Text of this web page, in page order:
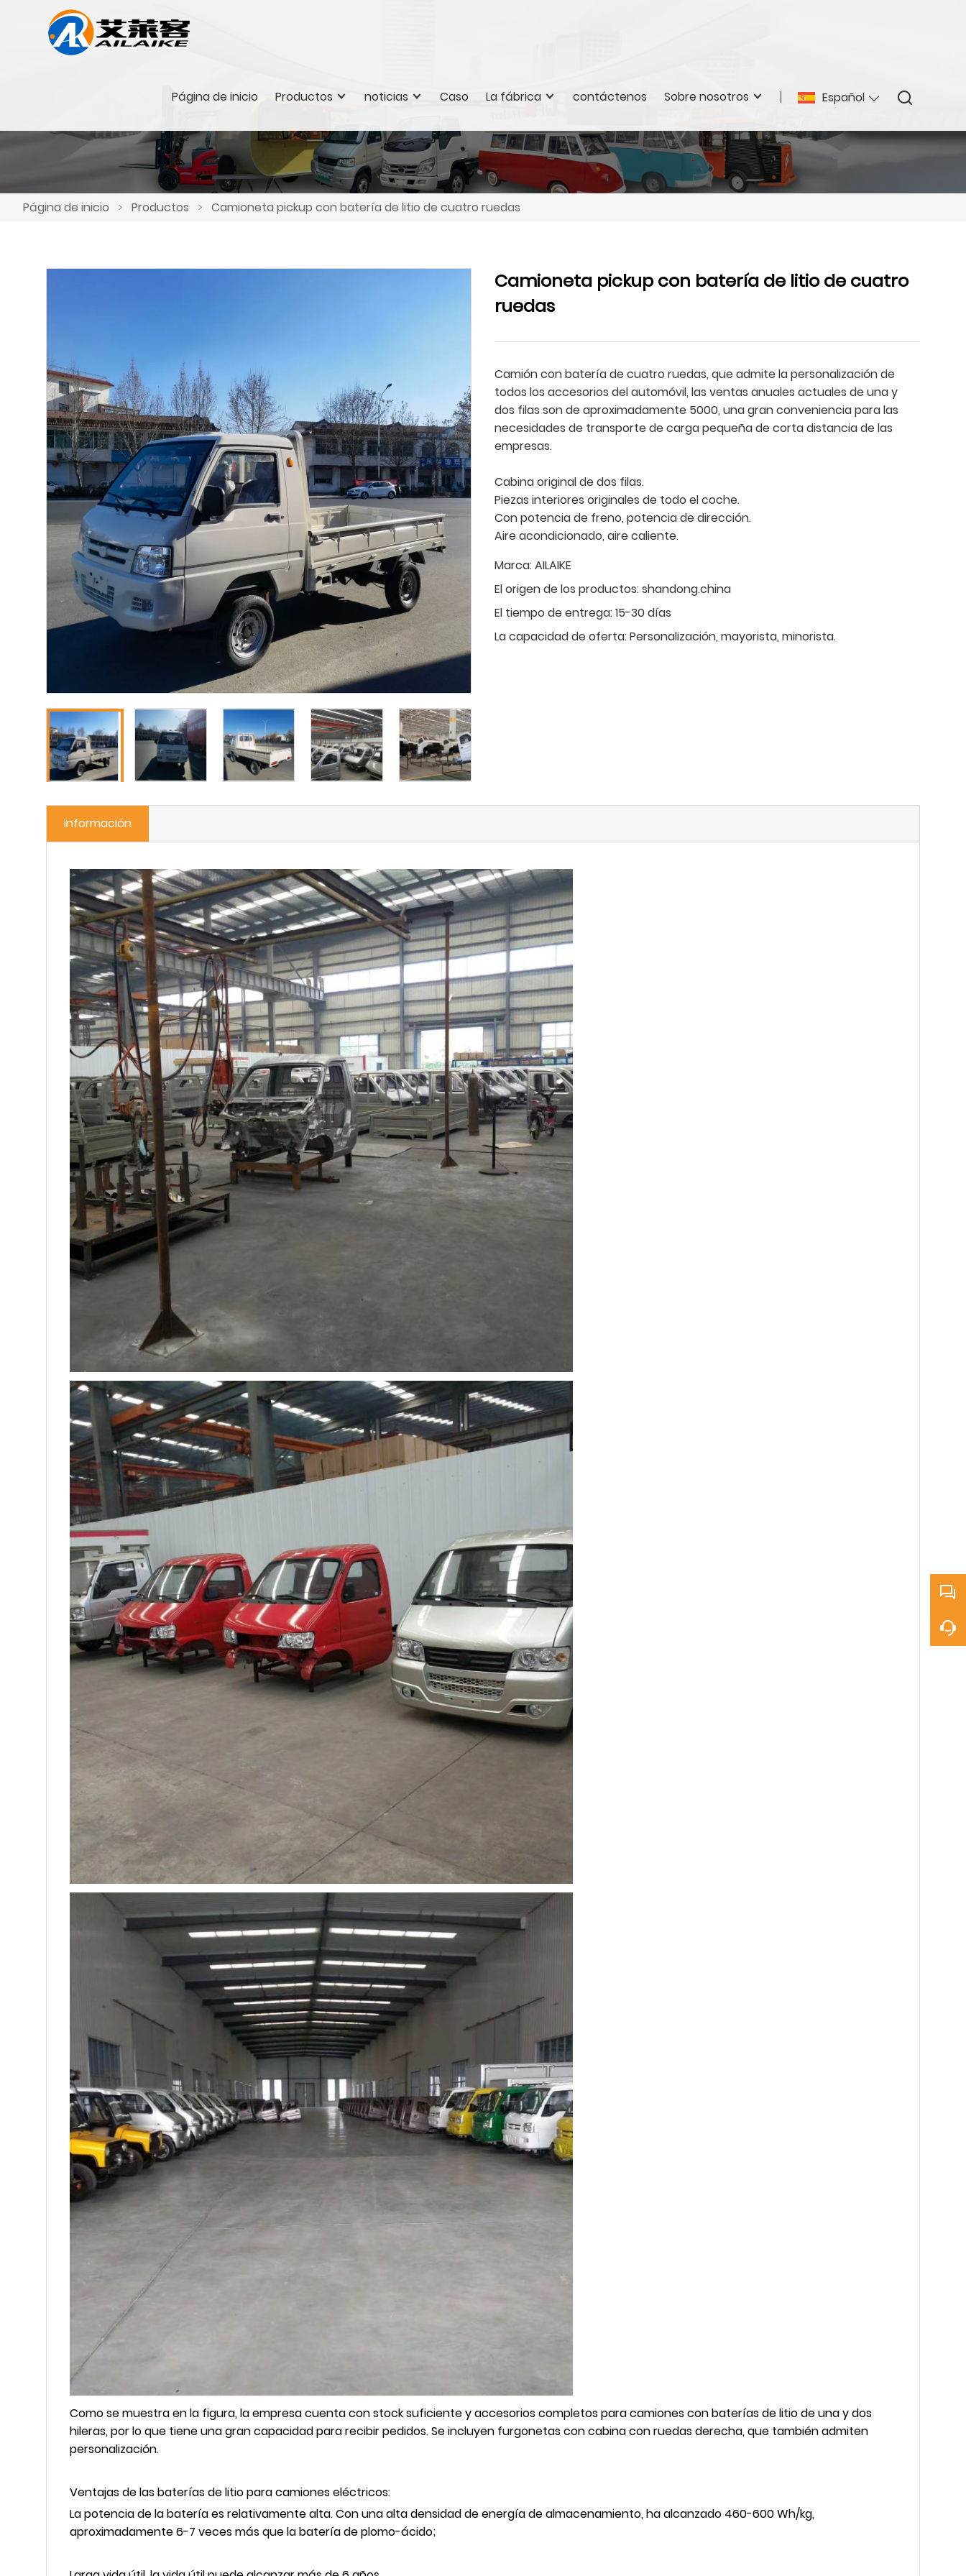
Español
Página de inicio Productos noticias Caso La fábrica contáctenos Sobre nosotros
Página de inicio > Productos > Camioneta pickup con batería de litio de cuatro ruedas
Camioneta pickup con batería de litio de cuatro
ruedas
Camión con batería de cuatro ruedas, que admite la personalización de
todos los accesorios del automóvil, las ventas anuales actuales de una y
dos filas son de aproximadamente 5000, una gran conveniencia para las
necesidades de transporte de carga pequeña de corta distancia de las
empresas.
Cabina original de dos filas.
Piezas interiores originales de todo el coche.
Con potencia de freno, potencia de dirección.
Aire acondicionado, aire caliente.
Marca:AILAIKE
El origen de los productos:shandong.china
El tiempo de entrega:15-30 días
La capacidad de oferta:Personalización, mayorista, minorista.
información
Como se muestra en la figura, la empresa cuenta con stock suficiente y accesorios completos para camiones con baterías de litio de una y dos
hileras, por lo que tiene una gran capacidad para recibir pedidos. Se incluyen furgonetas con cabina con ruedas derecha, que también admiten
personalización.
Ventajas de las baterías de litio para camiones eléctricos:
La potencia de la batería es relativamente alta. Con una alta densidad de energía de almacenamiento, ha alcanzado 460-600 Wh/kg,
aproximadamente 6-7 veces más que la batería de plomo-ácido;